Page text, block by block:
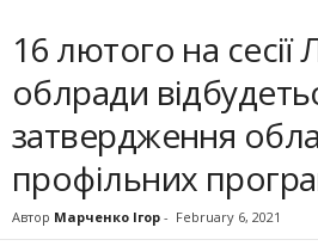
16 лютого на сесії
облради
затвердження
профільних
Автор Марченко Ігор - February 6, 2021